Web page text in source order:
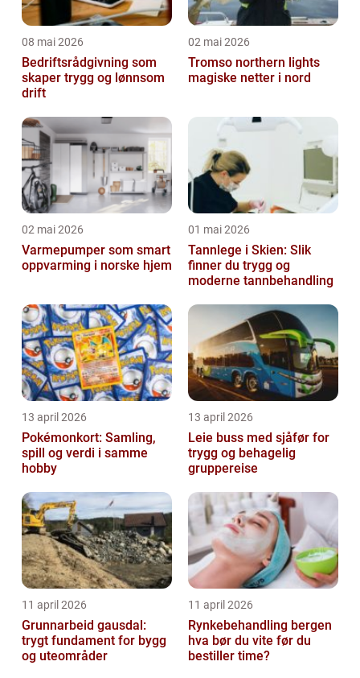
08 mai 2026
Bedriftsrådgivning som
skaper trygg og lønnsom
drift
02 mai 2026
Tromso northern lights
magiske netter i nord
02 mai 2026
Varmepumper som smart
oppvarming i norske hjem
01 mai 2026
Tannlege i Skien: Slik
finner du trygg og
moderne tannbehandling
13 april 2026
Pokémonkort: Samling,
spill og verdi i samme
hobby
13 april 2026
Leie buss med sjåfør for
trygg og behagelig
gruppereise
11 april 2026
Grunnarbeid gausdal:
trygt fundament for bygg
og uteområder
11 april 2026
Rynkebehandling bergen
hva bør du vite før du
bestiller time?